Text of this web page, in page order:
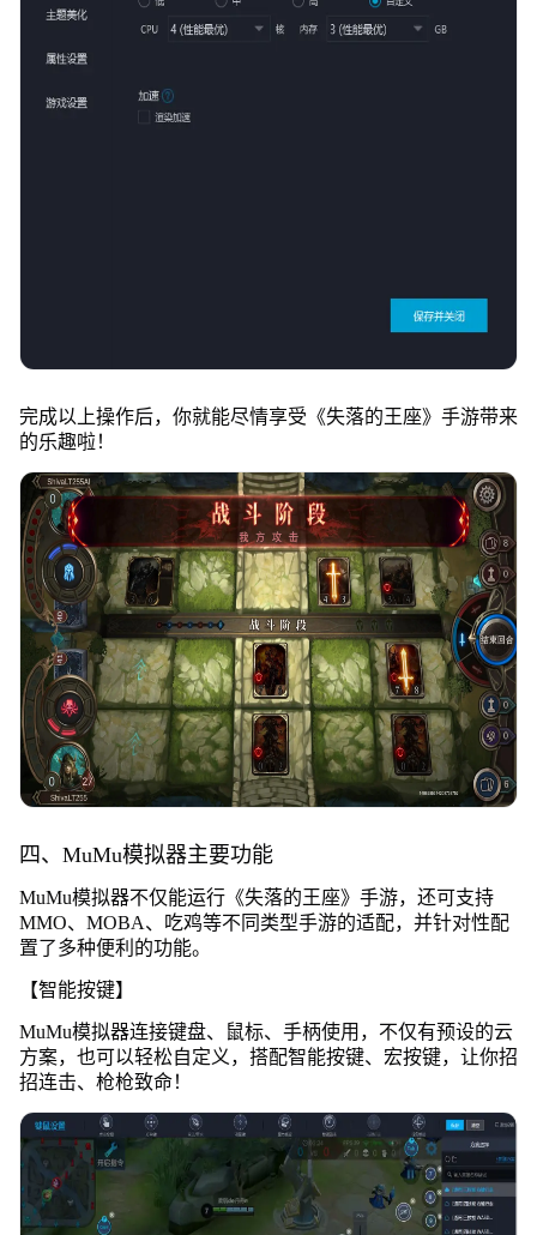
完成以上操作后，你就能尽情享受《失落的王座》手游带来
的乐趣啦！
四、MuMu模拟器主要功能
MuMu模拟器不仅能运行《失落的王座》手游，还可支持
MMO、MOBA、吃鸡等不同类型手游的适配，并针对性配
置了多种便利的功能。
【智能按键】
MuMu模拟器连接键盘、鼠标、手柄使用，不仅有预设的云
方案，也可以轻松自定义，搭配智能按键、宏按键，让你招
招连击、枪枪致命！